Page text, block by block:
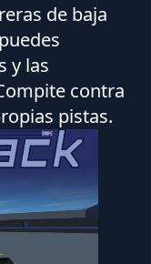
de baja
y las
contra
pistas.